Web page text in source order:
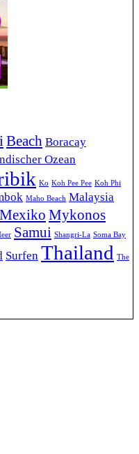
Beach Boracay
Ozean
Ko Koh Pee Pee Koh Phi
Maho Beach Malaysia
Mexiko Mykonos
Samui Shangri-La Soma Bay
Surfen Thailand The